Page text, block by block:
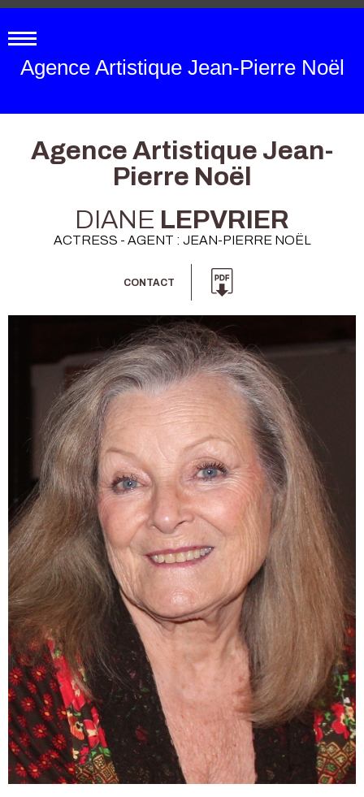
Agence Artistique Jean-Pierre Noël
Agence Artistique Jean-
Pierre Noël
DIANE LEPVRIER
ACTRESS - AGENT : JEAN-PIERRE NOËL
CONTACT